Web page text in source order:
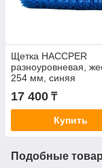
Щетка HACCPER
разноуровневая,
254 мм, синяя
17 400 ₸
Купить
Подобные